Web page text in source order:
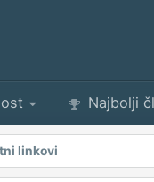
Najbolji
linkovi